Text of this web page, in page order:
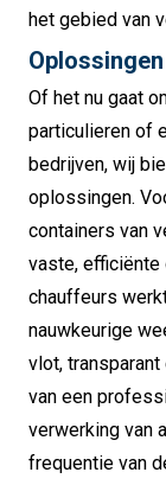
het gebied van
Of het nu gaat
particulieren of
bedrijven, wij
oplossingen.
containers van
vaste, efficiënte
chauffeurs
nauwkeurige
vlot,
van een
verwerking van
frequentie van